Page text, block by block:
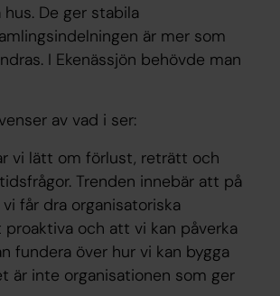
De ger stabila
är mer som
I Ekenässjön behövde man
av vad i ser:
lätt om förlust, reträtt och
Trenden innebär att på
får dra organisatoriska
och att vi kan påverka
fundera över hur vi kan bygga
är inte organisationen som ger